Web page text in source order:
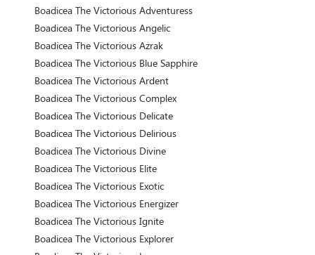
Boadicea The Victorious Adventuress
Boadicea The Victorious Angelic
Boadicea The Victorious Azrak
Boadicea The Victorious Blue Sapphire
Boadicea The Victorious Ardent
Boadicea The Victorious Complex
Boadicea The Victorious Delicate
Boadicea The Victorious Delirious
Boadicea The Victorious Divine
Boadicea The Victorious Elite
Boadicea The Victorious Exotic
Boadicea The Victorious Energizer
Boadicea The Victorious Ignite
Boadicea The Victorious Explorer